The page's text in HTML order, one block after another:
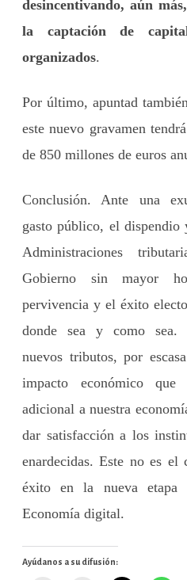
desincentivando, aún
la captación de
organizados.
Por último, apuntad
este nuevo gravamen
de 850 millones de euros
Conclusión. Ante una
gasto público, el
Administraciones
Gobierno sin mayor
pervivencia y el éxito
donde sea y como sea.
nuevos tributos, por
impacto económico
adicional a nuestra
dar satisfacción a los
enardecidas. Este no es el
éxito en la nueva
Economía digital.
Ayúdanos a su difusión: